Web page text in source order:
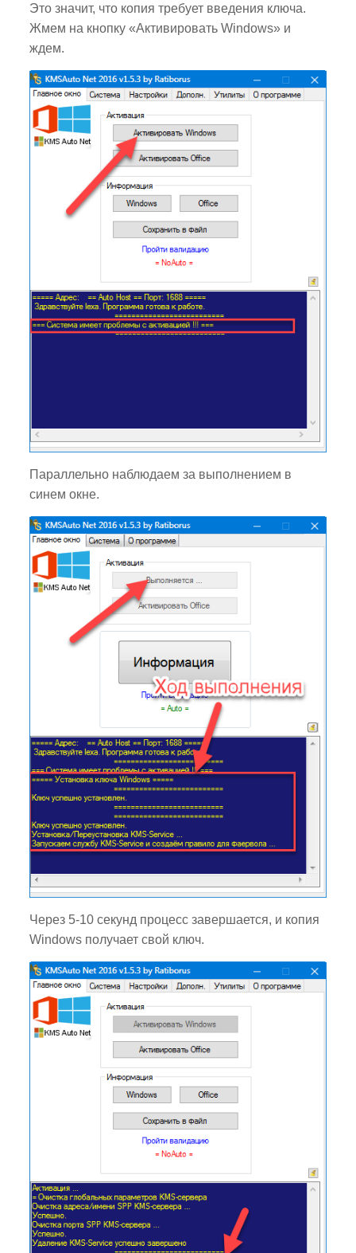
Это значит, что копия требует введения ключа.
Жмем на кнопку «Активировать Windows» и
ждем.
Параллельно наблюдаем за выполнением в
синем окне.
Через 5-10 секунд процесс завершается, и копия
Windows получает свой ключ.